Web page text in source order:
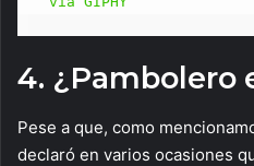
4. ¿Pambolero
Pese a que, como
declaró en varios ocasiones